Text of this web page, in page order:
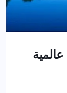
عالمية